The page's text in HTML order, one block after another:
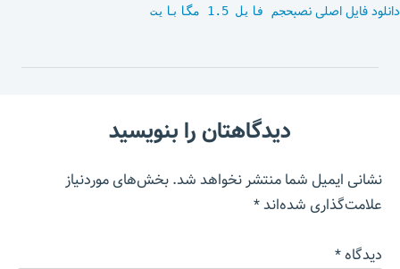
دانلود فایل اصلی نصبحجم فایل 1.5 مگابایت
دیدگاهتان را بنویسید
نشانی ایمیل شما منتشر نخواهد شد.بخش‌های موردنیاز
علامت‌گذاری شده‌اند*
دیدگاه*